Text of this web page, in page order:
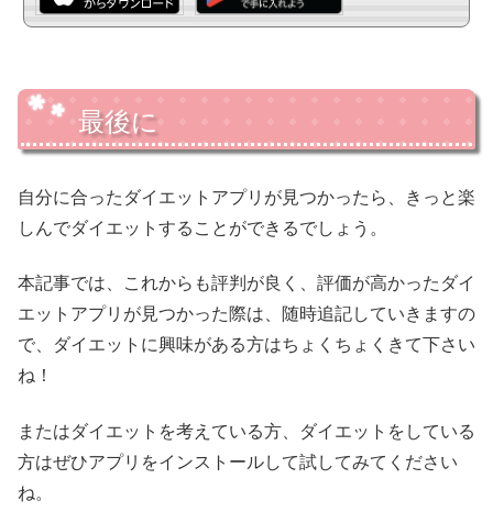
最後に
自分に合ったダイエットアプリが見つかったら、きっと楽
しんでダイエットすることができるでしょう。
本記事では、これからも評判が良く、評価が高かったダイ
エットアプリが見つかった際は、随時追記していきますの
で、ダイエットに興味がある方はちょくちょくきて下さい
ね！
またはダイエットを考えている方、ダイエットをしている
方はぜひアプリをインストールして試してみてください
ね。